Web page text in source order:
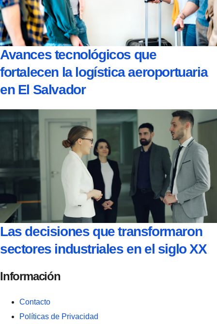
Avances tecnológicos que
fortalecen la logística aeroportuaria
en El Salvador
Las decisiones que transformaron
sectores industriales en el siglo XX
Información
Contacto
Políticas de Privacidad